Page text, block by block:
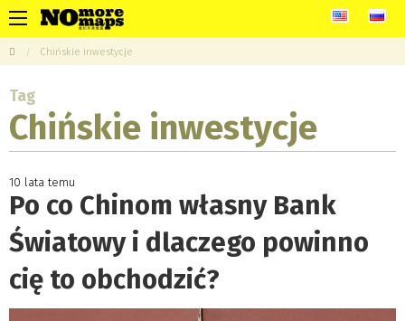
Chińskie inwestycje
Tag
Chińskie inwestycje
10 lata temu
Po co Chinom własny Bank
Światowy i dlaczego powinno
cię to obchodzić?